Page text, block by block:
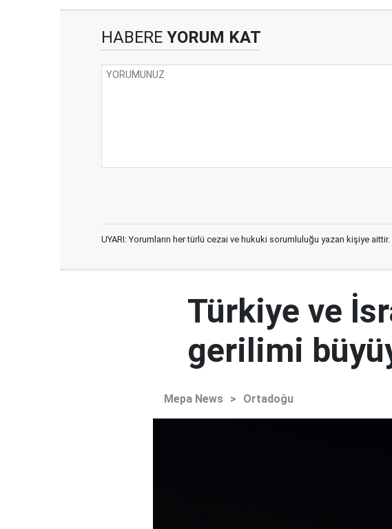
HABERE YORUM KAT
UYARI: Yorumların her türlü cezai ve hukuki sorumluluğu yazan kişiye
Türkiye ve
gerilimi
Mepa News > Ortadoğu